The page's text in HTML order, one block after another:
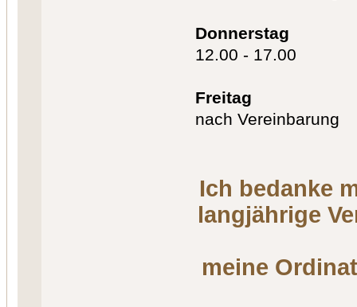
Donnerstag
12.00 - 17.00
Freitag
nach Vereinbarung
Ich bedanke
langjährige
meine